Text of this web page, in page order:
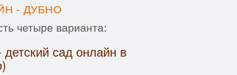
- ДУБНО
четыре варианта:
сад онлайн в